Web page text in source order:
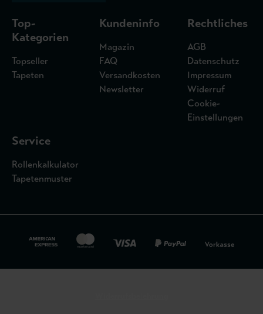
Top-
Kategorien
Topseller
Tapeten
Kundeninfo
Magazin
FAQ
Versandkosten
Newsletter
Rechtliches
AGB
Datenschutz
Impressum
Widerruf
Cookie-
Einstellungen
Service
Rollenkalkulator
Tapetenmuster